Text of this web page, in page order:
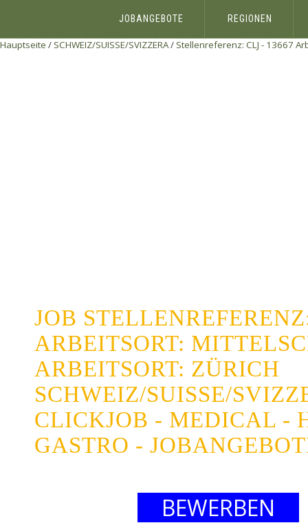
JOBANGEBOTE REGIONEN
Hauptseite / SCHWEIZ/SUISSE/SVIZZERA/ Stellenreferenz: CLJ - 13667
JOB
ARBEITSORT:
ARBEITSORT: ZÜRICH
SCHWEIZ/SUISSE/
CLICKJOB - MEDICAL -
GASTRO -
BEWERBEN